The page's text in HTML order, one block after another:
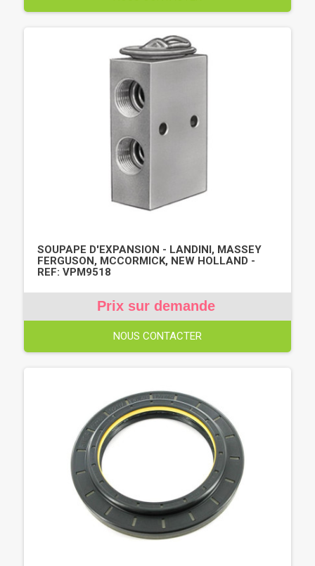
SOUPAPE D'EXPANSION - LANDINI, MASSEY
FERGUSON, MCCORMICK, NEW HOLLAND -
REF: VPM9518
Prix sur demande
NOUS CONTACTER